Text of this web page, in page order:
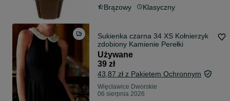
Brązowy Klasyczny
Sukienka czarna 34 XS Kołnierzyk
zdobiony Kamienie Perełki
Używane
39 zł
43,87 zł z Pakietem Ochronnym
Więcławice Dworskie
06 sierpnia 2026